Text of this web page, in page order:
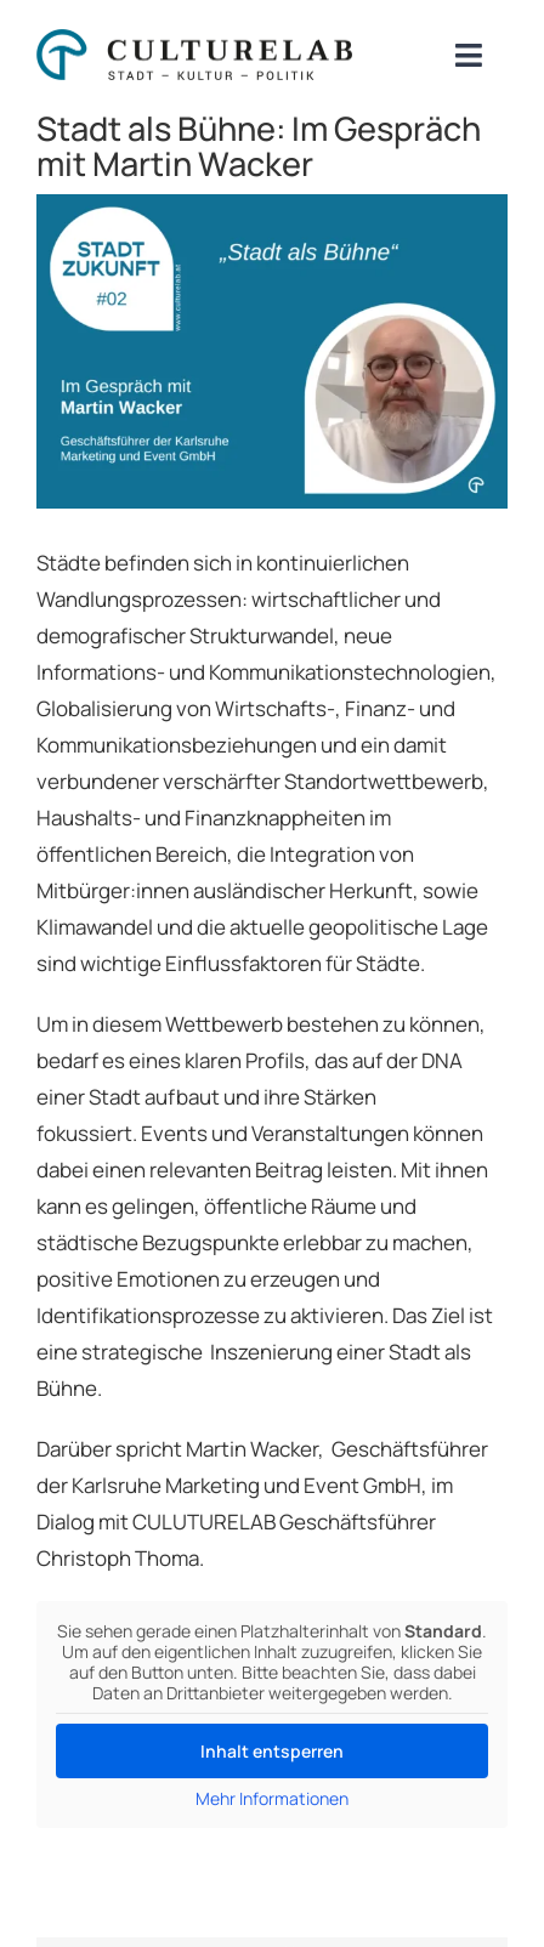
Inhalt
springen
Über uns
Beratung
Kulturstrategie
Digitalisierung & KI
Blog
Stadt als Bühne: Im Gespräch
mit Martin Wacker
Zeige
grösseres
Bild
Städte befinden sich in kontinuierlichen
Wandlungsprozessen: wirtschaftlicher und
demografischer Strukturwandel, neue
Informations- und Kommunikationstechnologien,
Globalisierung von Wirtschafts-, Finanz- und
Kommunikationsbeziehungen und ein damit
verbundener verschärfter Standortwettbewerb,
Haushalts- und Finanzknappheiten im
öffentlichen Bereich, die Integration von
Mitbürger:innen ausländischer Herkunft, sowie
Klimawandel und die aktuelle geopolitische Lage
sind wichtige Einflussfaktoren für Städte.
Um in diesem Wettbewerb bestehen zu können,
bedarf es eines klaren Profils, das auf der DNA
einer Stadt aufbaut und ihre Stärken
fokussiert. Events und Veranstaltungen können
dabei einen relevanten Beitrag leisten. Mit ihnen
kann es gelingen, öffentliche Räume und
städtische Bezugspunkte erlebbar zu machen,
positive Emotionen zu erzeugen und
Identifikationsprozesse zu aktivieren. Das Ziel ist
eine strategische Inszenierung einer Stadt als
Bühne.
Darüber spricht Martin Wacker, Geschäftsführer
der Karlsruhe Marketing und Event GmbH, im
Dialog mit CULUTURELAB Geschäftsführer
Christoph Thoma.
Sie sehen gerade einen Platzhalterinhalt vonStandard.
Um auf den eigentlichen Inhalt zuzugreifen, klicken Sie
auf den Button unten. Bitte beachten Sie, dass dabei
Daten an Drittanbieter weitergegeben werden.
Inhalt entsperren
Mehr Informationen